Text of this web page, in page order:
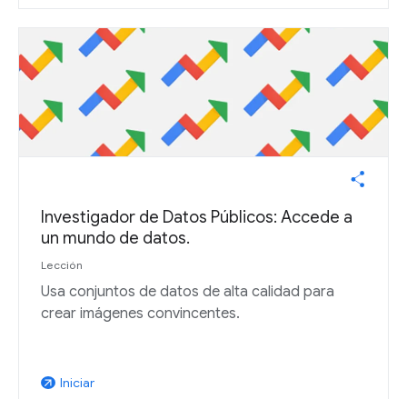
Investigador de Datos Públicos: Accede a
un mundo de datos.
Lección
Usa conjuntos de datos de alta calidad para
crear imágenes convincentes.
arrow_outward Iniciar